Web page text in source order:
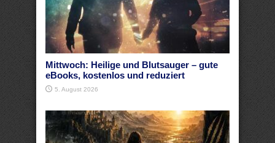
Mittwoch: Heilige und Blutsauger – gute
eBooks, kostenlos und reduziert
5. August 2026